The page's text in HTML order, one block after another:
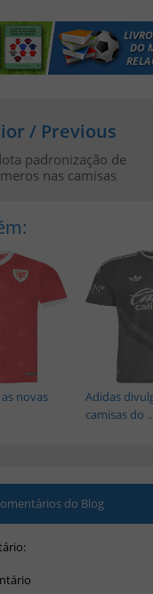
/ Previous
padronização de
nas camisas
Adidas
camisas do
novas
do Blog